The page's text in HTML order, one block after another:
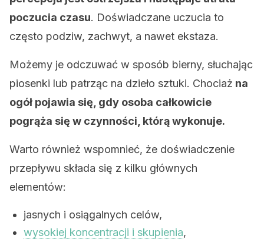
poczucia czasu. Doświadczane uczucia to
często podziw, zachwyt, a nawet ekstaza.
Możemy je odczuwać w sposób bierny, słuchając
piosenki lub patrząc na dzieło sztuki. Chociaż na
ogół pojawia się, gdy osoba całkowicie
pogrąża się w czynności, którą wykonuje.
Warto również wspomnieć, że doświadczenie
przepływu składa się z kilku głównych
elementów:
jasnych i osiągalnych celów,
wysokiej koncentracji i skupienia,